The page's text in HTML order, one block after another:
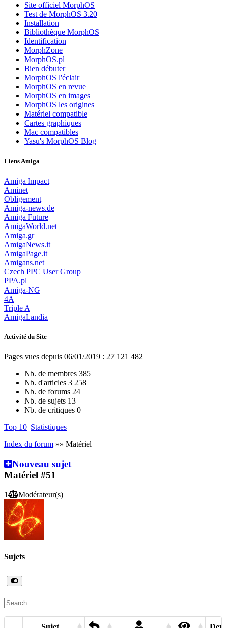
Site officiel MorphOS
Test de MorphOS 3.20
Installation
Bibliothèque MorphOS
Identification
MorphZone
MorphOS.pl
Bien débuter
MorphOS l'éclair
MorphOS en revue
MorphOS en images
MorphOS les origines
Matériel compatible
Cartes graphiques
Mac compatibles
Yasu's MorphOS Blog
Liens Amiga
Amiga Impact
Aminet
Obligement
Amiga-news.de
Amiga Future
AmigaWorld.net
Amiga.gr
AmigaNews.it
AmigaPage.it
Amigans.net
Czech PPC User Group
PPA.pl
Amiga-NG
4A
Triple A
AmigaLandia
Activité du Site
Pages vues depuis 06/01/2019 : 27 121 482
Nb. de membres 385
Nb. d'articles 3 258
Nb. de forums 24
Nb. de sujets 13
Nb. de critiques 0
Top 10 Statistiques
Index du forum »» Matériel
Nouveau sujet
Matériel #51
1 Modérateur(s)
Sujets